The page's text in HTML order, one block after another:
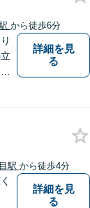
。
から徒歩6分
詳細を見
る
駅 から徒歩4分
詳細を見
る